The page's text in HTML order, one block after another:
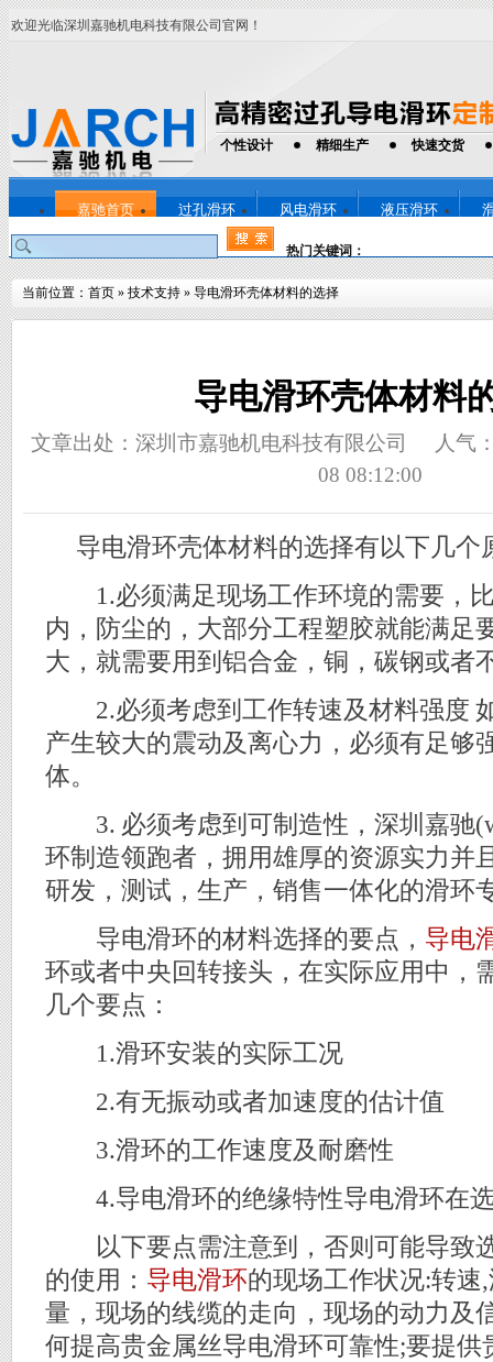
欢迎光临深圳嘉驰机电科技有限公司官网！
个性设计 精细生产 快速交货
嘉驰首页 过孔滑环 风电滑环 液压滑环
热门关键词：
当前位置： 首页 » 技术支持 » 导电滑环壳体材料的选择
导电滑环壳体材料
文章出处：深圳市嘉驰机电科技有限公司
人气
08 08:12:00
导电滑环壳体材料的选择有以下几个
1.必须满足现场工作环境的需要，
内，防尘的，大部分工程塑胶就能满足
大，就需要用到铝合金，铜，碳钢或者
2.必须考虑到工作转速及材料强度
产生较大的震动及离心力，必须有足够
体。
3. 必须考虑到可制造性，深圳嘉驰
环制造领跑者，拥用雄厚的资源实力并
研发，测试，生产，销售一体化的滑环
导电滑环的材料选择的要点， 导电
环或者中央回转接头，在实际应用中，
几个要点：
1.滑环安装的实际工况
2.有无振动或者加速度的估计值
3.滑环的工作速度及耐磨性
4.导电滑环的绝缘特性导电滑环在
以下要点需注意到，否则可能导致
的使用： 导电滑环的现场工作状况:转速
量，现场的线缆的走向，现场的动力及
何提高贵金属丝导电滑环可靠性;要提供